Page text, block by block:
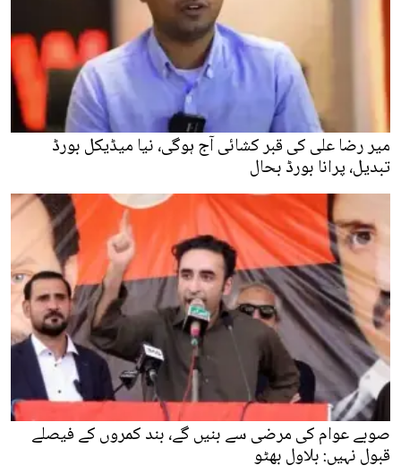
میر رضا علی کی قبر کشائی آج ہوگی، نیا میڈیکل بورڈ
تبدیل، پرانا بورڈ بحال
صوبے عوام کی مرضی سے بنیں گے، بند کمروں کے فیصلے
قبول نہیں: بلاول بھٹو